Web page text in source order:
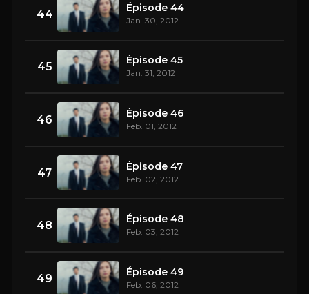
44 Épisode 44
Jan. 30, 2012
45 Épisode 45
Jan. 31, 2012
46 Épisode 46
Feb. 01, 2012
47 Épisode 47
Feb. 02, 2012
48 Épisode 48
Feb. 03, 2012
49 Épisode 49
Feb. 06, 2012